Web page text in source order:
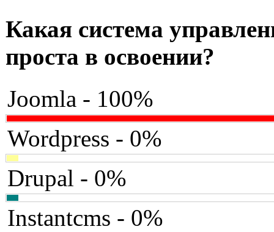
Какая система
проста в освоении?
Joomla - 100%
Wordpress - 0%
Drupal - 0%
Instantcms - 0%